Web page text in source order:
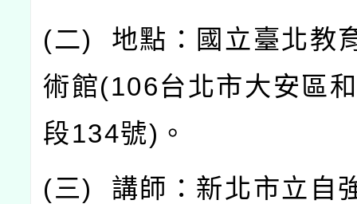
(二) 地點：國立臺北教
術館(106台北市大安區
段134號) 。
(三) 講師：新北市立自